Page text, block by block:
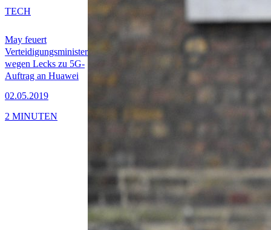
May feuert
Verteidigungsminister
wegen Lecks zu 5G-
Auftrag an Huawei
02.05.2019
TECH
2 MINUTEN